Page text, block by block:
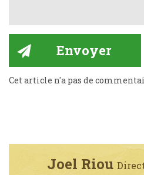
Cet article n'a pas de
Joel Riou